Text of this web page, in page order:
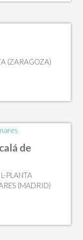
(ZARAGOZA)
de
PLANTA
(MADRID)